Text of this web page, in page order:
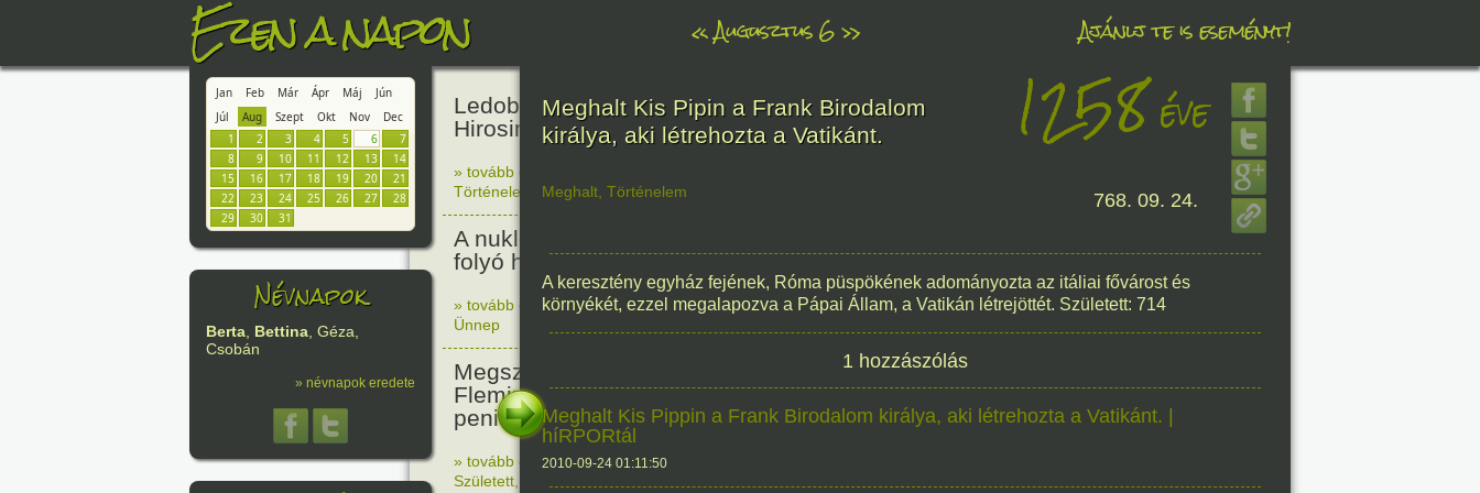
Ezen a napon «Augusztus 6» Ajánlj te is eseményt!
Jan Feb Már Ápr Máj
Jún
Júl
Aug Szept Okt Nov
Dec
1
2 3 4 5 6
7
8
9 10 11 12 13
14
15
16 17 18 19 20
21
22
23 24 25 26 27
28
29
30 31
Névnapok
Berta, Bettina, Géza,
Csobán
» névnapok eredete
Ledobták az első atombombát
Hirosimára.
81 éve
» tovább olvasom
Történelem
A nukleáris fegyverek betiltásáért
folyó harc világnapja
48éve
» tovább olvasom|Nincs hozzászólás, szólj hozzá!
Ünnep
1978. 08. 06.
Megszületett Sir Alexander
Fleming, Nobel-díjas angol orvos, a
penicillin felfedezője.
145éve
» tovább olvasom|1 hozzászólás, szólj Te is hozzá!
Született
1881. 08. 06.
Meghalt Kis Pipin a Frank Birodalom
királya, aki létrehozta a Vatikánt.
1258éve
Meghalt Történelem 768. 09. 24.
A keresztény egyház fejének, Róma püspökének adományozta az itáliai fővárost és
környékét, ezzel megalapozva a Pápai Állam, a Vatikán létrejöttét. Született: 714
1 hozzászólás
Meghalt Kis Pippin a Frank Birodalom királya, aki létrehozta a Vatikánt. |
híRPORtál
2010-09-24 01:11:50